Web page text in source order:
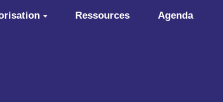
Ressources Agenda